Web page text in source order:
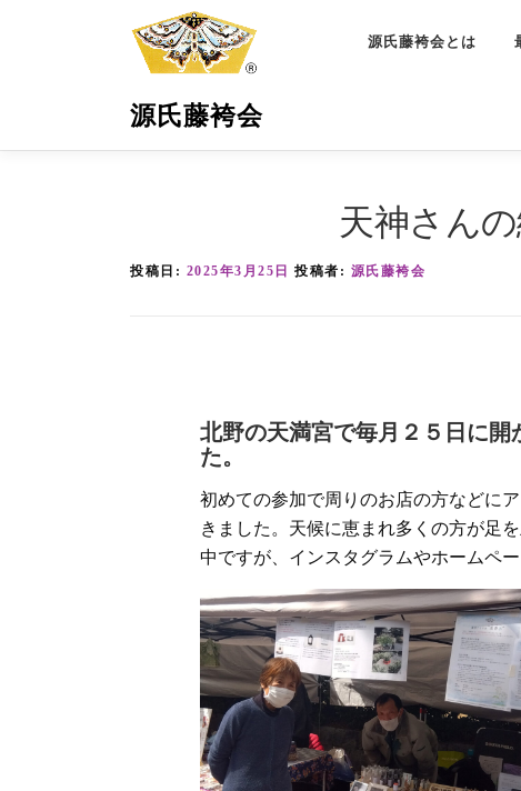
へ
源氏藤袴会
源氏藤袴会とは
天神さん
投稿日: 2025年3月25日 投稿者: 源氏藤袴会
北野の天満宮で毎月２５日に
た。
初めての参加で周りのお店の方などに
きました。天候に恵まれ多くの方が足
中ですが、インスタグラムやホームペー